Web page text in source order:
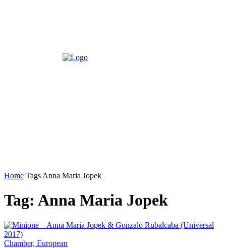
Home Tags Anna Maria Jopek
Tag: Anna Maria Jopek
Chamber, European